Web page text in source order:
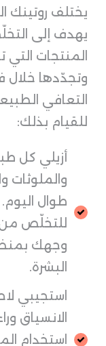
يختلف روتينك
يهدف إلى
المنتجات
وتجدّدها خلال
التعافي
للقيام بذلك:
أزيلي كل
والملوثات
طوال
للتخلّص من
وجهك
البشرة.
استجيبي
الانسياق
استخدام